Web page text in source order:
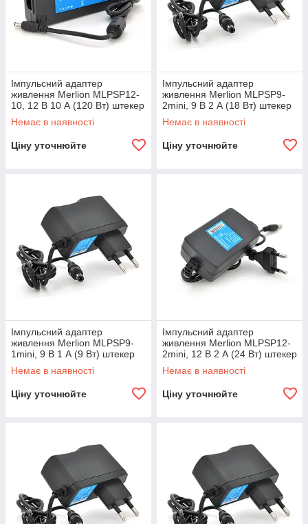
Імпульсний адаптер
живлення Merlion MLPSP12-
10, 12 В 10 А (120 Вт) штекер
5,5/2,5 + шнур живлення Q50
Немає в наявності
Ціну уточнюйте
Імпульсний адаптер
живлення Merlion MLPSP9-
2mini, 9 В 2 А (18 Вт) штекер
5,5/2,5
Немає в наявності
Ціну уточнюйте
Імпульсний адаптер
живлення Merlion MLPSP9-
1mini, 9 В 1 А (9 Вт) штекер
5,5/2,5
Немає в наявності
Ціну уточнюйте
Імпульсний адаптер
живлення Merlion MLPSP12-
2mini, 12 В 2 А (24 Вт) штекер
5,5/2,5
Немає в наявності
Ціну уточнюйте